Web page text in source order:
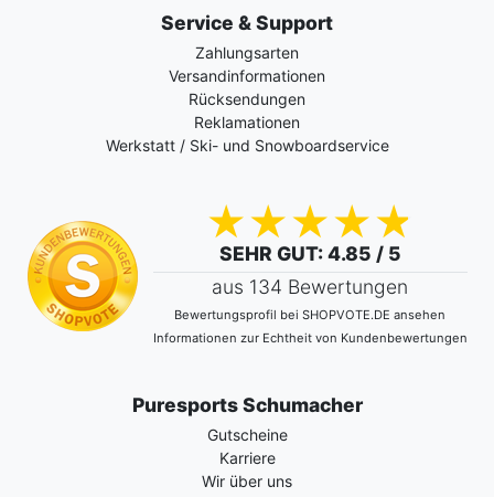
Service & Support
Zahlungsarten
Versandinformationen
Rücksendungen
Reklamationen
Werkstatt / Ski- und Snowboardservice
SEHR GUT: 4.85 / 5
aus 134 Bewertungen
Bewertungsprofil bei SHOPVOTE.DE ansehen
Informationen zur Echtheit von Kundenbewertungen
Puresports Schumacher
Gutscheine
Karriere
Wir über uns